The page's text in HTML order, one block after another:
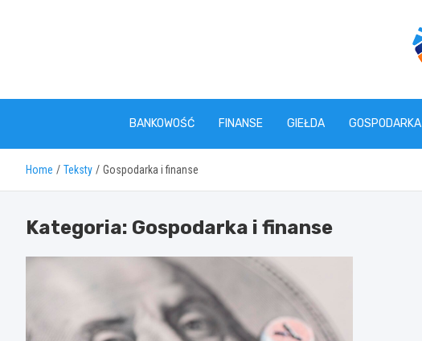
BANKOWOŚĆ FINANSE GIEŁDA GOSPODARKA
Home Teksty Gospodarka i finanse
Kategoria: Gospodarka i finanse